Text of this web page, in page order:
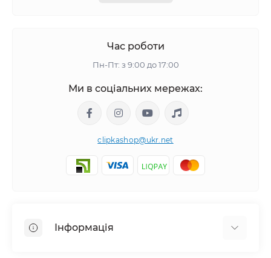
Час роботи
Пн-Пт: з 9:00 до 17:00
Ми в соціальних мережах:
clipkashop@ukr.net
Інформація